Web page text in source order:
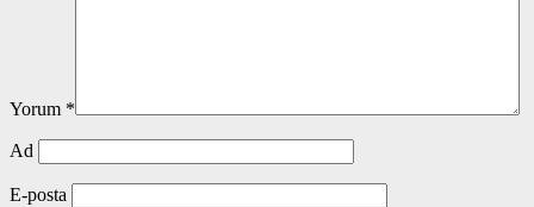
Yorum *
Ad
E-posta